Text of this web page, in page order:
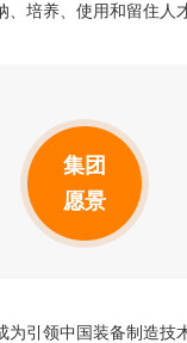
、培养、使用和留住人
集团
愿景
为引领中国装备制造技